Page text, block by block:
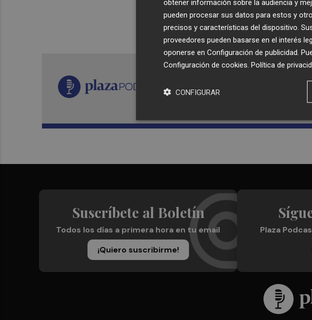
Recibe
Plaza
Suscríbete al Boletín
Todos los días a primera hora en tu email
¡Quiero suscribirme!
Plaza
obtener información sobre la audiencia y
pueden procesar sus datos para estos y
precisos y características del dispositivo.
proveedores pueden basarse en el interés
oponerse en Configuración de publicidad .
Configuración de cookies Política de
CONFIGURAR